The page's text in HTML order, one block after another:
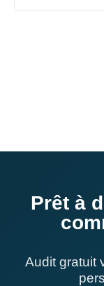
Prêt à
Audit gratuit